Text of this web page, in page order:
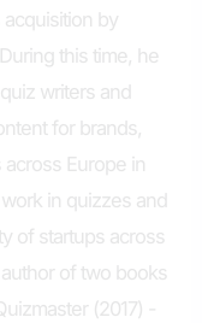
by
this time, he
writers and
for brands,
Europe in
in quizzes and
of startups across
of two books
(2017) -